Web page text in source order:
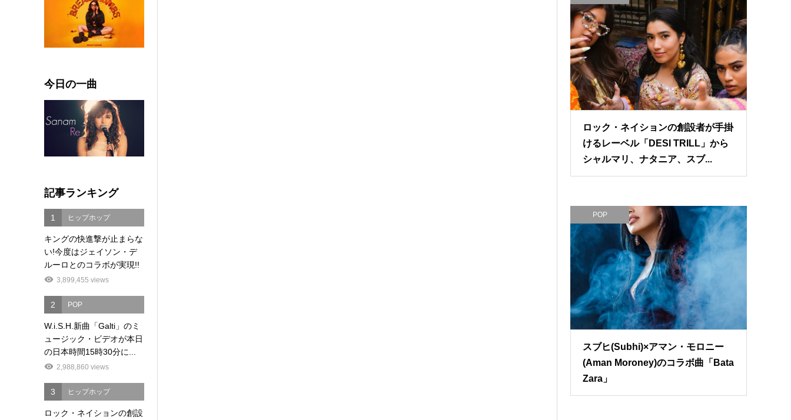
今日の一曲
記事ランキング
1 ヒップホップ
キングの快進撃が止まらな
い!今度はジェイソン・デ
ルーロとのコラボが実現!!
3,899,455 views
2 POP
W.i.S.H.新曲「Galti」のミ
ュージック・ビデオが本日
の日本時間15時30分に...
2,988,860 views
3 ヒップホップ
ロック・ネイションの創設
ロック・ネイションの創設者が手掛
けるレーベル「DESI TRILL」から
シャルマリ、ナタニア、スブ...
POP
スブヒ(Subhi)×アマン・モロニー
(Aman Moroney)のコラボ曲「Bata
Zara」